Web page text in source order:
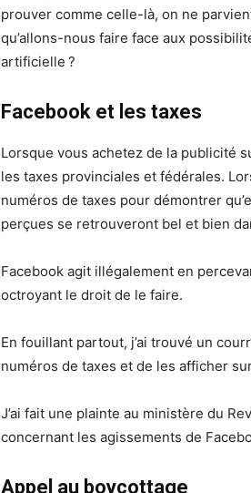
prouver comme celle-là, on ne
qu’allons-nous faire face aux
artificielle ?
Facebook et les taxes
Lorsque vous achetez de la publicité
les taxes provinciales et fédérales.
numéros de taxes pour démontrer
perçues se retrouveront bel et bien
Facebook agit illégalement en
octroyant le droit de le faire.
En fouillant partout, j’ai trouvé un
numéros de taxes et de les afficher
J’ai fait une plainte au ministère du
concernant les agissements de
Appel au boycottage